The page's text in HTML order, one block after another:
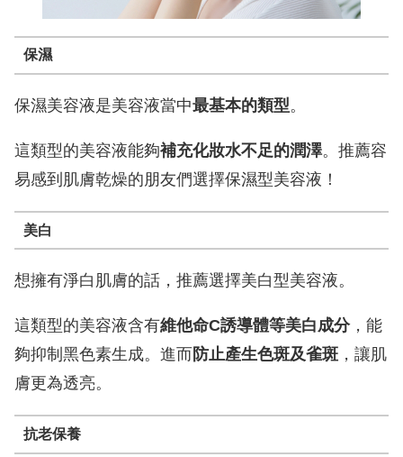
保濕
保濕美容液是美容液當中最基本的類型。
這類型的美容液能夠補充化妝水不足的潤澤。推薦容
易感到肌膚乾燥的朋友們選擇保濕型美容液！
美白
想擁有淨白肌膚的話，推薦選擇美白型美容液。
這類型的美容液含有維他命C誘導體等美白成分，能
夠抑制黑色素生成。進而 防止產生色斑及雀斑 ，讓肌
膚更為透亮。
抗老保養